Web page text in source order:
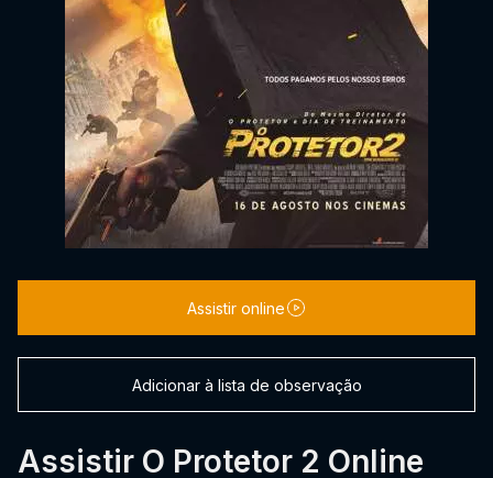
Assistir O Protetor 2 Online
Assistir online
Adicionar à lista de observação